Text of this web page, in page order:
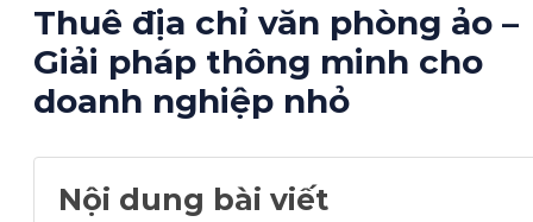
Thuê địa chỉ văn phòng ảo –
Giải pháp thông minh cho
doanh nghiệp nhỏ
Nội dung bài viết